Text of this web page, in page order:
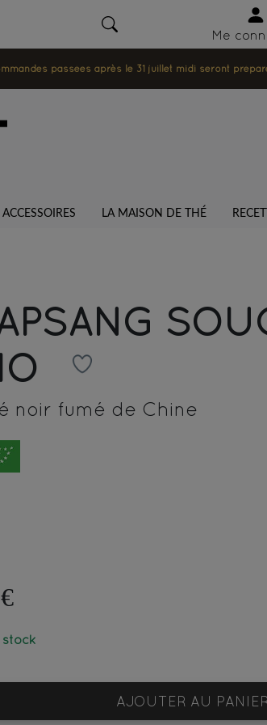
Me
passées après le 31 juillet midi seront
ACCESSOIRES LA MAISON DE THÉ
noir fumé de Chine
stock
AJOUTER AU PANIER